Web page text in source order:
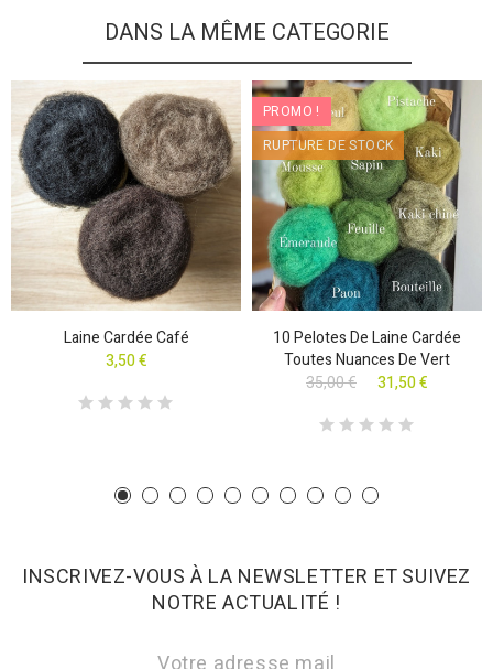
DANS LA MÊME CATEGORIE
Laine Cardée Café
3,50 €
PROMO !
RUPTURE DE STOCK
10 Pelotes De Laine Cardée
Toutes Nuances De Vert
35,00 €
31,50 €
INSCRIVEZ-VOUS À LA NEWSLETTER ET SUIVEZ
NOTRE ACTUALITÉ !